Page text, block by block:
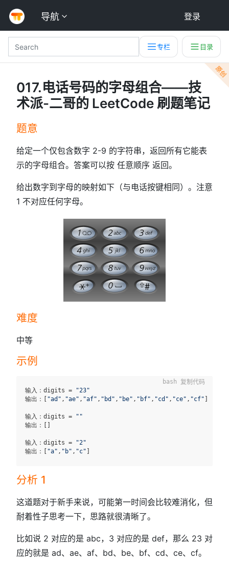
导航 登录
专栏 目录
原创
017.电话号码的字母组合——技
术派-二哥的 LeetCode 刷题笔记
题意
给定一个仅包含数字 2-9 的字符串，返回所有它能表
示的字母组合。答案可以按 任意顺序 返回。
给出数字到字母的映射如下（与电话按键相同）。注意
1 不对应任何字母。
难度
中等
示例
输入：digits =
"23"
输出：[
"ad" , "ae" , "af" , "bd" , "be" , "bf" , "cd" , "ce" , "cf"
输入：digits =
""
输出：[]
输入：digits =
"2"
输出：[
"a" , "b" , "c"
复制代码
分析 1
这道题对于新手来说，可能第一时间会比较难消化，但
耐着性子思考一下，思路就很清晰了。
比如说 2 对应的是 abc，3 对应的是 def，那么 23 对
应的就是 ad、ae、af、bd、be、bf、cd、ce、cf。